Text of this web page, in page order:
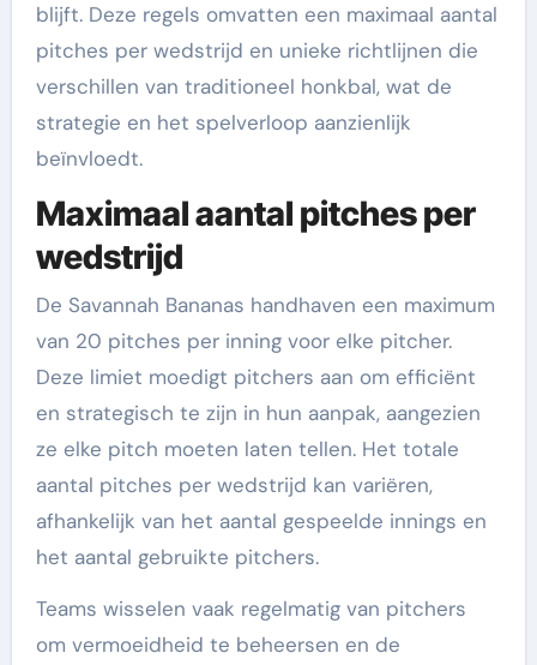
blijft. Deze regels omvatten een maximaal aantal
pitches per wedstrijd en unieke richtlijnen die
verschillen van traditioneel honkbal, wat de
strategie en het spelverloop aanzienlijk
beïnvloedt.
Maximaal aantal pitches per
wedstrijd
De Savannah Bananas handhaven een maximum
van 20 pitches per inning voor elke pitcher.
Deze limiet moedigt pitchers aan om efficiënt
en strategisch te zijn in hun aanpak, aangezien
ze elke pitch moeten laten tellen. Het totale
aantal pitches per wedstrijd kan variëren,
afhankelijk van het aantal gespeelde innings en
het aantal gebruikte pitchers.
Teams wisselen vaak regelmatig van pitchers
om vermoeidheid te beheersen en de